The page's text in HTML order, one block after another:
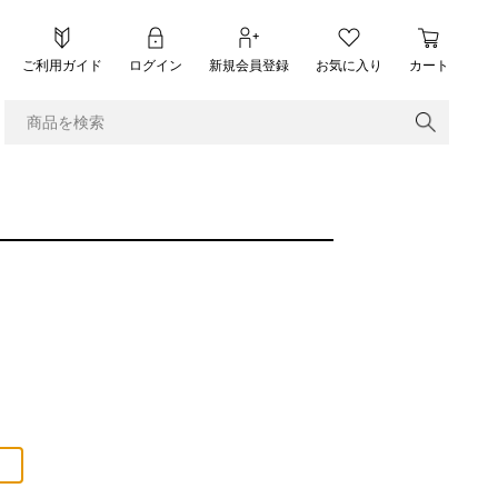
ご利用ガイド ログイン 新規会員登録 お気に入り カート